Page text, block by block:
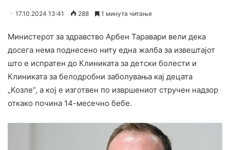
17.10.2024 13:41 288 1 минута читање
Министерот за здравство Арбен Таравари вели дека
досега нема поднесено ниту една жалба за извештајот
што е испратен до Клиниката за детски болести и
Клиниката за белодробни заболувања кај децата
„Козле“, а кој е изготвен по извршениот стручен надзор
откако почина 14-месечно бебе.